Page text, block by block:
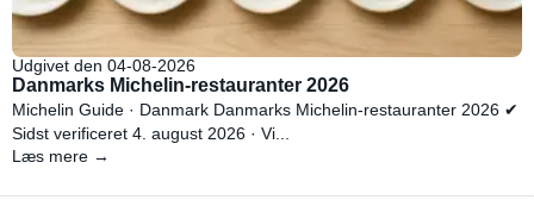
Udgivet den 04-08-2026
Danmarks Michelin-restauranter 2026
Michelin Guide · Danmark Danmarks Michelin-restauranter 2026 ✔
Sidst verificeret 4. august 2026 · Vi...
Læs mere →